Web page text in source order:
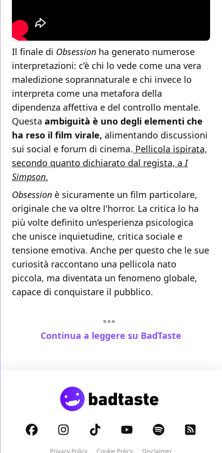
Il finale di Obsession ha generato numerose
interpretazioni: c’è chi lo vede come una vera
maledizione soprannaturale e chi invece lo
interpreta come una metafora della
dipendenza affettiva e del controllo mentale.
Questa ambiguità è uno degli elementi che
ha reso il film virale, alimentando discussioni
sui social e forum di cinema. Pellicola ispirata,
secondo quanto dichiarato dal regista, aI
Simpson.
Obsession è sicuramente un film particolare,
originale che va oltre l'horror. La critica lo ha
più volte definito un’esperienza psicologica
che unisce inquietudine, critica sociale e
tensione emotiva. Anche per questo che le sue
curiosità raccontano una pellicola nato
piccola, ma diventata un fenomeno globale,
capace di conquistare il pubblico.
Continua a leggere su BadTaste
Privacy Policy Cookie Policy Disclaimer